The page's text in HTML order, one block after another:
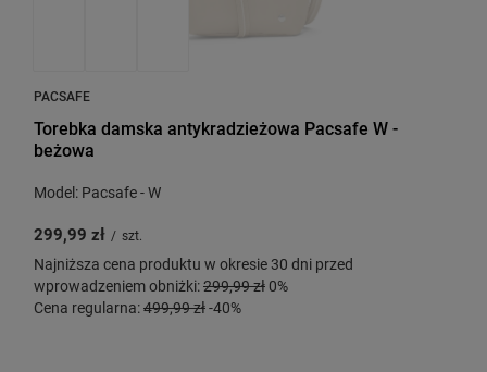
PACSAFE
Torebka damska antykradzieżowa Pacsafe W -
beżowa
Model: Pacsafe - W
299,99 zł / szt.
Najniższa cena produktu w okresie 30 dni przed
wprowadzeniem obniżki:299,99 zł 0%
Cena regularna:499,99 zł-40%